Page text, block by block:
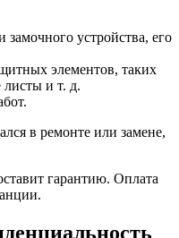
устройства, его
элементов, таких
листы и т. д.
в ремонте или замене,
гарантию. Оплата